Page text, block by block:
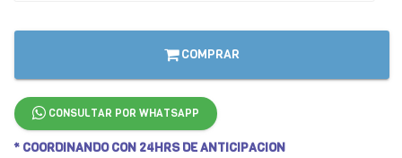
COMPRAR
CONSULTAR POR WHATSAPP
* COORDINANDO CON 24HRS DE ANTICIPACION